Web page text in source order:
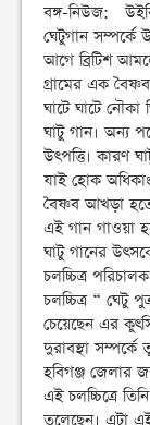
বঙ্গ-নিউজ:
ঘেটুগান সম্পর্কে
আগে ব্রিটিশ
গ্রামের এক
ঘাটে ঘাটে
ঘাটু গান। অন্য
উৎপত্তি। কারণ
যাই হোক
বৈষ্ণব আখড়া
এই গান গাওয়া
ঘাটু গানের
চলচ্চিত্র
চলচ্চিত্র “ ঘেটু
চেয়েছেন এর
দুরাবস্থা
হবিগঞ্জ জেলার
এই চলচ্চিত্রে
তুলেছেন। এটা